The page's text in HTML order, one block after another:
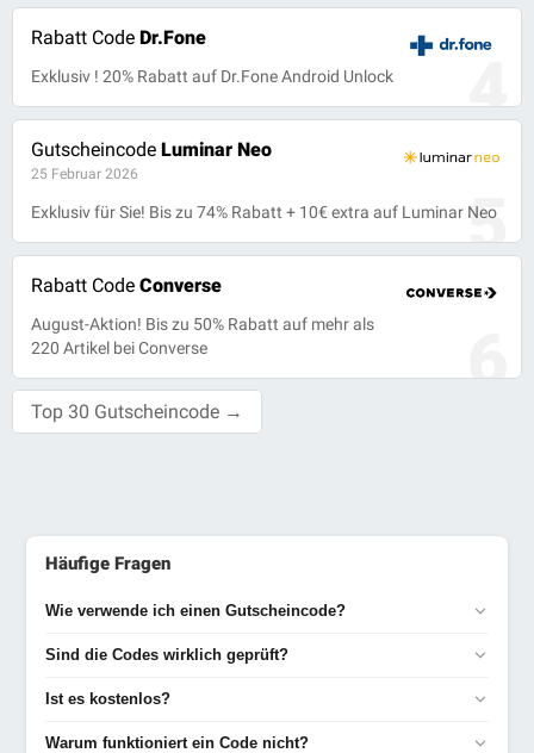
4
Rabatt Code Dr.Fone
Exklusiv ! 20% Rabatt auf Dr.Fone Android Unlock
5
Gutscheincode Luminar Neo
25 Februar 2026
Exklusiv für Sie! Bis zu 74% Rabatt + 10€ extra auf Luminar Neo
6
Rabatt Code Converse
August-Aktion! Bis zu 50% Rabatt auf mehr als
220 Artikel bei Converse
Top 30 Gutscheincode →
Häufige Fragen
Wie verwende ich einen Gutscheincode?
Sind die Codes wirklich geprüft?
Ist es kostenlos?
Warum funktioniert ein Code nicht?